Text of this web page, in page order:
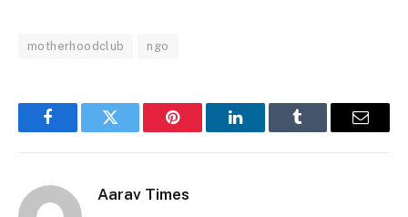
motherhoodclub ngo
FacebookTwitter Pinterest LinkedInTumblr Email
Aarav Times